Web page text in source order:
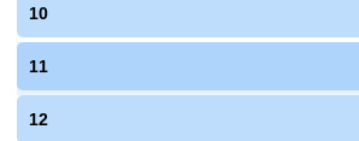
10
11
12